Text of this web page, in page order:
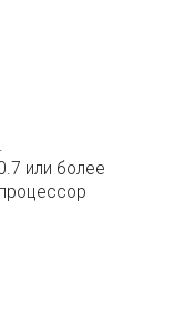
или более